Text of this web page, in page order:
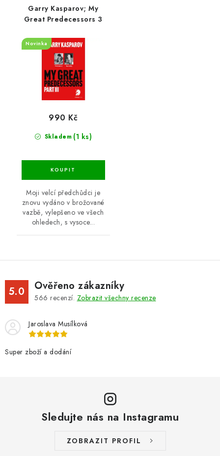
Garry Kasparov; My
Great Predecessors 3
Novinka
Skladem (1 ks)
990 Kč
Moji velcí předchůdci je
znovu vydáno v brožované
vazbě, vylepšeno ve všech
ohledech, s vysoce...
5.0 Ověřeno zákazníky
566 recenzí. Zobrazit všechny recenze
Jaroslava Musílková
Super zboží a dodání
Sledujte nás na Instagramu
ZOBRAZIT PROFIL